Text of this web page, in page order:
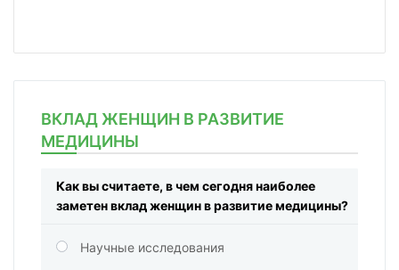
ВКЛАД ЖЕНЩИН В РАЗВИТИЕ
МЕДИЦИНЫ
Как вы считаете, в чем сегодня наиболее
заметен вклад женщин в развитие медицины?
Научные исследования